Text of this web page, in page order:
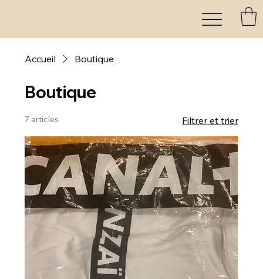
Accueil Boutique
Boutique
7 articles Filtrer et trier